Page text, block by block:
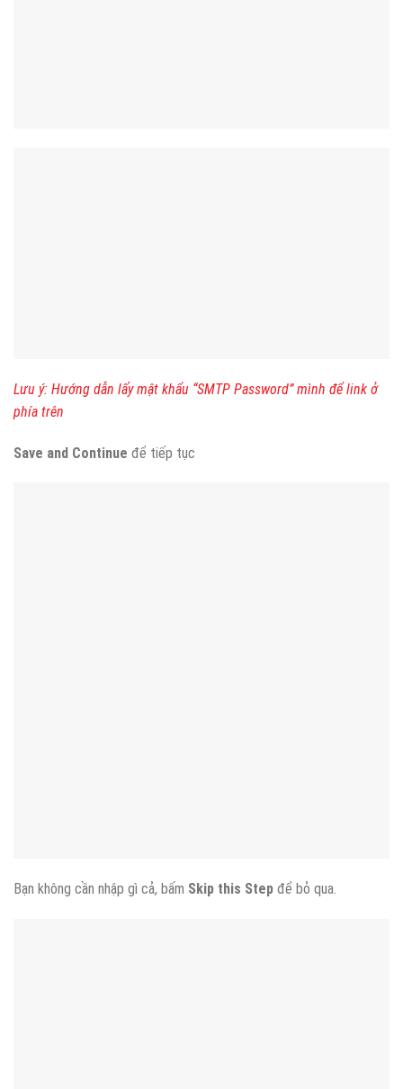
Lưu ý: Hướng dẫn lấy mật khẩu “SMTP Password” mình để link ở
phía trên
Save and Continue để tiếp tục
Bạn không cần nhập gì cả, bấm Skip this Step để bỏ qua.